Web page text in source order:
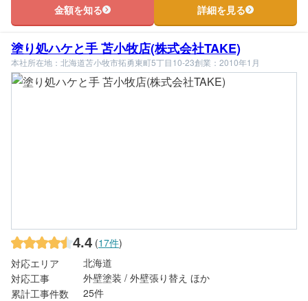
金額を知る 詳細を見る
塗り処ハケと手 苫小牧店(株式会社TAKE)
本社所在地：北海道苫小牧市拓勇東町5丁目10-23創業：2010年1月
4.4 (17件)
対応エリア
北海道
対応工事
外壁塗装 / 外壁張り替え ほか
累計工事件数
25件